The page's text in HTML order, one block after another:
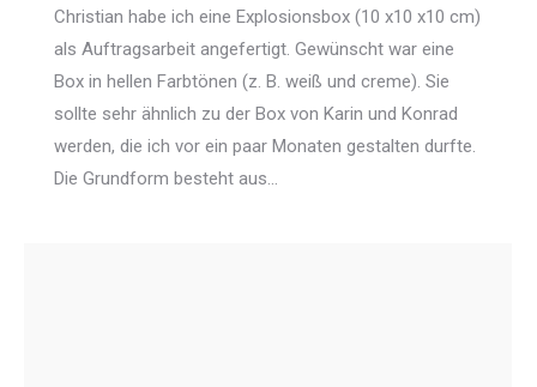
Christian habe ich eine Explosionsbox (10 x10 x10 cm)
als Auftragsarbeit angefertigt. Gewünscht war eine
Box in hellen Farbtönen (z. B. weiß und creme). Sie
sollte sehr ähnlich zu der Box von Karin und Konrad
werden, die ich vor ein paar Monaten gestalten durfte.
Die Grundform besteht aus…